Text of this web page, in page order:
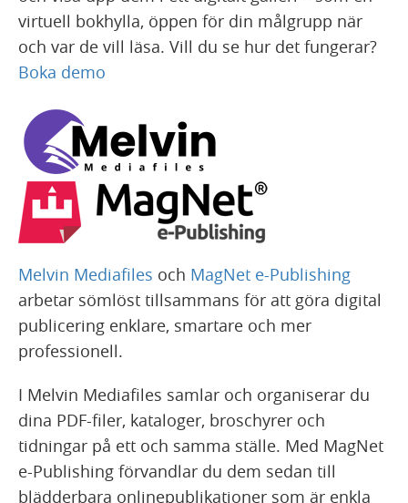
virtuell bokhylla, öppen för din målgrupp när
och var de vill läsa. Vill du se hur det fungerar?
Boka demo
Melvin Mediafiles och MagNet e-Publishing
arbetar sömlöst tillsammans för att göra digital
publicering enklare, smartare och mer
professionell.
I Melvin Mediafiles samlar och organiserar du
dina PDF-filer, kataloger, broschyrer och
tidningar på ett och samma ställe. Med MagNet
e-Publishing förvandlar du dem sedan till
blädderbara onlinepublikationer som är enkla